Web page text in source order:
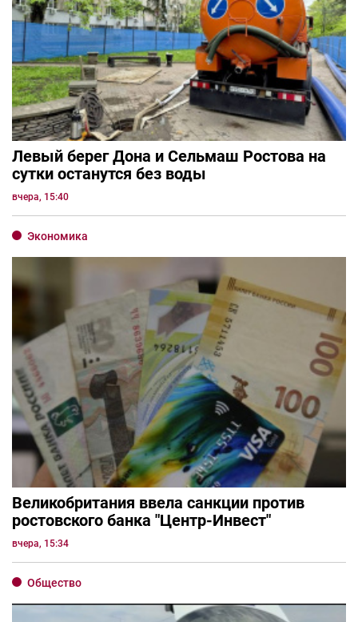
Левый берег Дона и Сельмаш Ростова на
сутки останутся без воды
вчера, 15:40
Экономика
Великобритания ввела санкции против
ростовского банка "Центр-Инвест"
вчера, 15:34
Общество